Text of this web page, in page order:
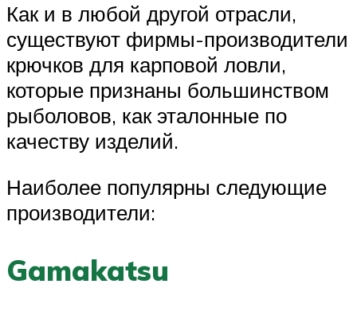
Как и в любой другой отрасли,
существуют фирмы-производители
крючков для карповой ловли,
которые признаны большинством
рыболовов, как эталонные по
качеству изделий.
Наиболее популярны следующие
производители:
Gamakatsu